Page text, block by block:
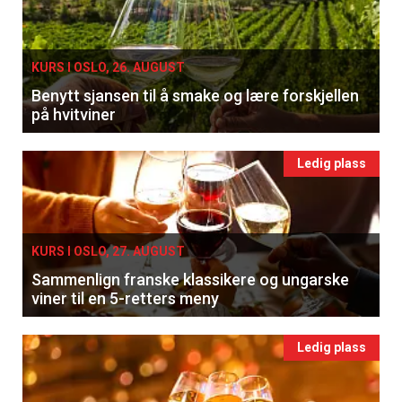
KURS I OSLO, 26. AUGUST
Benytt sjansen til å smake og lære forskjellen
på hvitviner
Ledig plass
KURS I OSLO, 27. AUGUST
Sammenlign franske klassikere og ungarske
viner til en 5-retters meny
Ledig plass